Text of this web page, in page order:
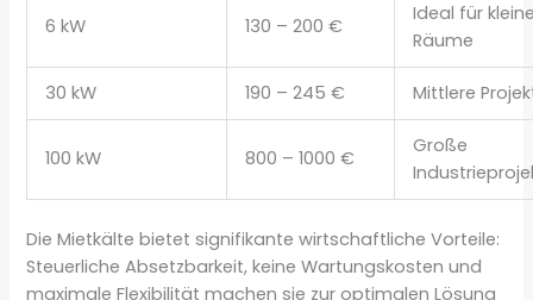
6 kW 130 – 200 €
Ideal für
Räume
30 kW 190 – 245 € Mittlere
100 kW 800 – 1000 €
Große
Die Mietkälte bietet signifikante wirtschaftliche Vorteile:
Steuerliche Absetzbarkeit, keine Wartungskosten und
maximale Flexibilität machen sie zur optimalen Lösung